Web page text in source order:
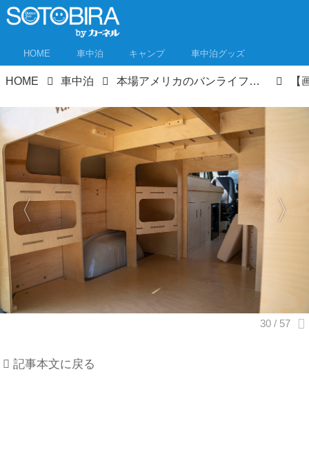
HOME 車中泊 キャンプ 車中泊グッズ
HOME 車中泊 本場アメリカのバンライフイベントを取材！ USキャンパースタイルはいま何が流行ってる？①
記事本文に戻る